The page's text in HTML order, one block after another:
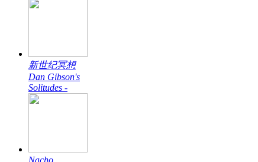
新世纪冥想
Dan Gibson's
Solitudes -
Nacho